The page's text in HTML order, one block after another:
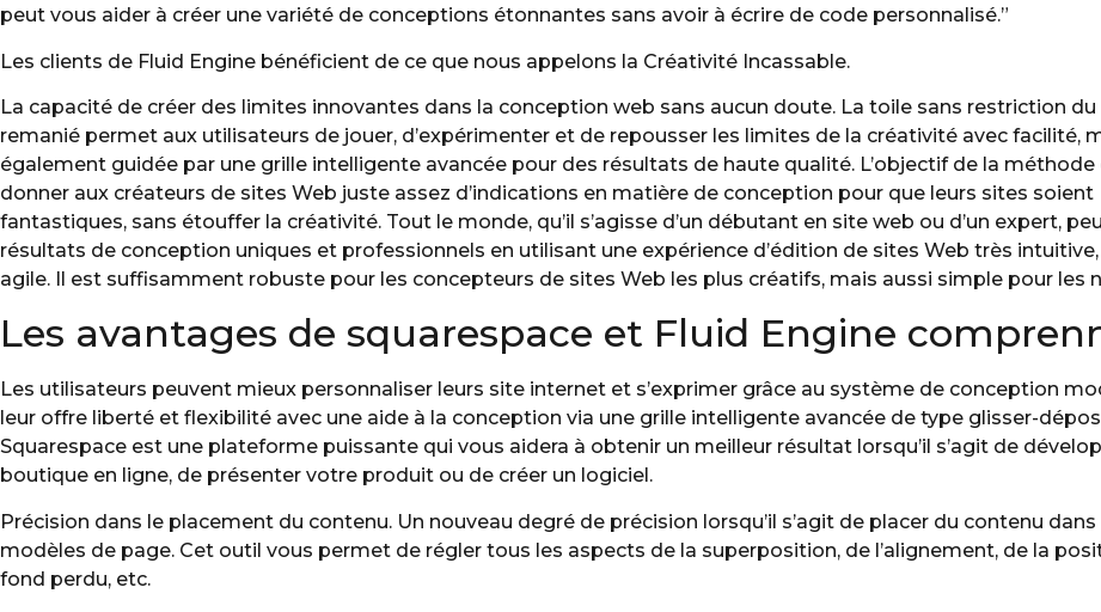
peut vous aider à créer une variété de conceptions étonnantes sans avoir à écrire de code personnalisé.”
Les clients de Fluid Engine bénéficient de ce que nous appelons la Créativité Incassable.
La capacité de créer des limites innovantes dans la conception web sans aucun doute. La toile sans restriction
remanié permet aux utilisateurs de jouer, d’expérimenter et de repousser les limites de la créativité avec facilité,
également guidée par une grille intelligente avancée pour des résultats de haute qualité. L’objectif de la méthode
donner aux créateurs de sites Web juste assez d’indications en matière de conception pour que leurs sites soient
fantastiques, sans étouffer la créativité. Tout le monde, qu’il s’agisse d’un débutant en site web ou d’un expert,
résultats de conception uniques et professionnels en utilisant une expérience d’édition de sites Web très
agile. Il est suffisamment robuste pour les concepteurs de sites Web les plus créatifs, mais aussi simple pour les
Les avantages de squarespace et Fluid Engine
Les utilisateurs peuvent mieux personnaliser leurs site internet et s’exprimer grâce au système de conception
leur offre liberté et flexibilité avec une aide à la conception via une grille intelligente avancée de type glisser-
Squarespace est une plateforme puissante qui vous aidera à obtenir un meilleur résultat lorsqu’il s’agit de
boutique en ligne, de présenter votre produit ou de créer un logiciel.
Précision dans le placement du contenu. Un nouveau degré de précision lorsqu’il s’agit de placer du contenu dans
modèles de page. Cet outil vous permet de régler tous les aspects de la superposition, de l’alignement, de la
fond perdu, etc.